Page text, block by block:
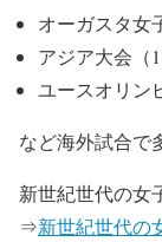
オーガスタ女
アジア大会（
ユースオリン
など海外試合で
新世紀世代の女
⇒新世紀世代の